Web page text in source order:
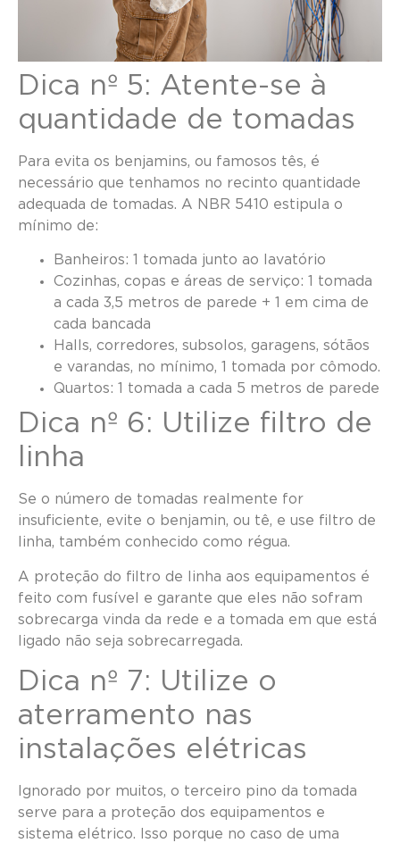
Dica nº 5: Atente-se à
quantidade de tomadas
Para evita os benjamins, ou famosos tês, é
necessário que tenhamos no recinto quantidade
adequada de tomadas. A NBR 5410 estipula o
mínimo de:
Banheiros: 1 tomada junto ao lavatório
Cozinhas, copas e áreas de serviço: 1 tomada
a cada 3,5 metros de parede + 1 em cima de
cada bancada
Halls, corredores, subsolos, garagens, sótãos
e varandas, no mínimo, 1 tomada por cômodo.
Quartos: 1 tomada a cada 5 metros de parede
Dica nº 6: Utilize filtro de
linha
Se o número de tomadas realmente for
insuficiente, evite o benjamin, ou tê, e use filtro de
linha, também conhecido como régua.
A proteção do filtro de linha aos equipamentos é
feito com fusível e garante que eles não sofram
sobrecarga vinda da rede e a tomada em que está
ligado não seja sobrecarregada.
Dica nº 7: Utilize o
aterramento nas
instalações elétricas
Ignorado por muitos, o terceiro pino da tomada
serve para a proteção dos equipamentos e
sistema elétrico. Isso porque no caso de uma